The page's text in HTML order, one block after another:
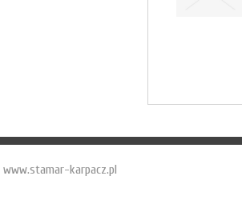
www.stamar-karpacz.pl